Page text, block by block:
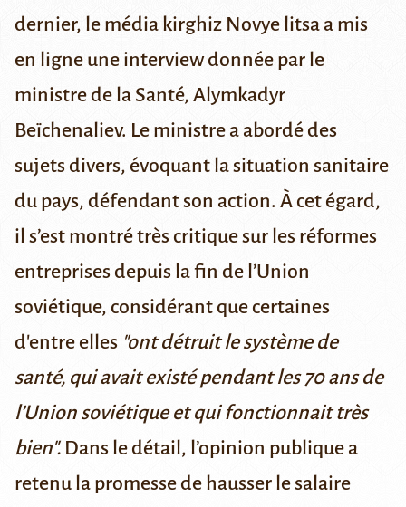
dernier, le média kirghiz Novye litsa a mis
en ligne une interview donnée par le
ministre de la Santé, Alymkadyr
Beïchenaliev. Le ministre a abordé des
sujets divers, évoquant la situation sanitaire
du pays, défendant son action. À cet égard,
il s’est montré très critique sur les réformes
entreprises depuis la fin de l’Union
soviétique, considérant que certaines
d'entre elles "ont détruit le système de
santé, qui avait existé pendant les 70 ans de
l’Union soviétique et qui fonctionnait très
bien". Dans le détail, l’opinion publique a
retenu la promesse de hausser le salaire